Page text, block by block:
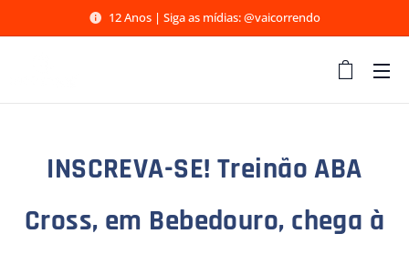
12 Anos | Siga as mídias: @vaicorrendo
INSCREVA-SE! Treinão ABA
Cross, em Bebedouro, chega à